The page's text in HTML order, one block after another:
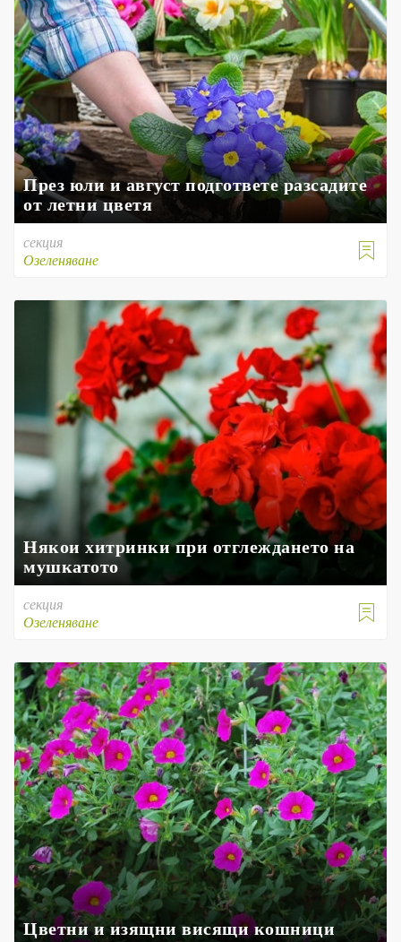
През юли и август подгответе разсадите
от летни цветя

секция
Озеленяване
Някои хитринки при отглеждането на
мушкатото

секция
Озеленяване
Цветни и изящни висящи кошници